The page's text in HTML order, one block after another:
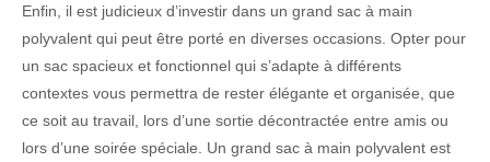
Enfin, il est judicieux d’investir dans un grand sac à main
polyvalent qui peut être porté en diverses occasions. Opter pour
un sac spacieux et fonctionnel qui s’adapte à différents
contextes vous permettra de rester élégante et organisée, que
ce soit au travail, lors d’une sortie décontractée entre amis ou
lors d’une soirée spéciale. Un grand sac à main polyvalent est